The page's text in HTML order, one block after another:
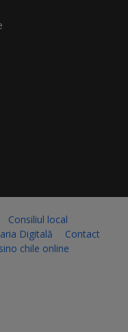
Consiliul local
Digitală
Contact
chile online